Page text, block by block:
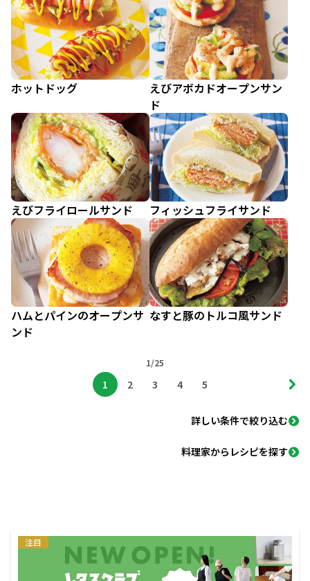
ホットドッグ
えびアボカドオープンサン
ド
えびフライロールサンド フィッシュフライサンド
ハムとパインのオープンサ
ンド
なすと豚のトルコ風サンド
1/25
1 2 3 4 5
詳しい条件で絞り込む
料理家からレシピを探す
注目